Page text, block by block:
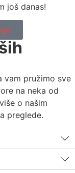
još danas!
vam pružimo sve
na neka od
o našim
preglede.